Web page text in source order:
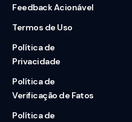
Feedback Acionável
Termos de Uso
Política de
Privacidade
Política de
Verificação de Fatos
Política de